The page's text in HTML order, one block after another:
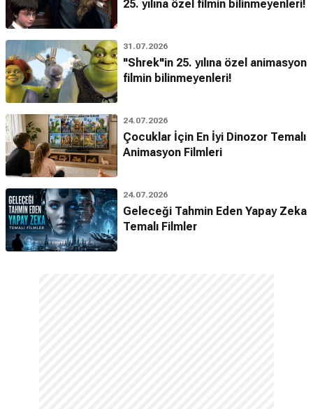
25. yılına özel filmin bilinmeyenleri!
31.07.2026
"Shrek"in 25. yılına özel animasyon
filmin bilinmeyenleri!
24.07.2026
Çocuklar İçin En İyi Dinozor Temalı
Animasyon Filmleri
24.07.2026
Geleceği Tahmin Eden Yapay Zeka
Temalı Filmler